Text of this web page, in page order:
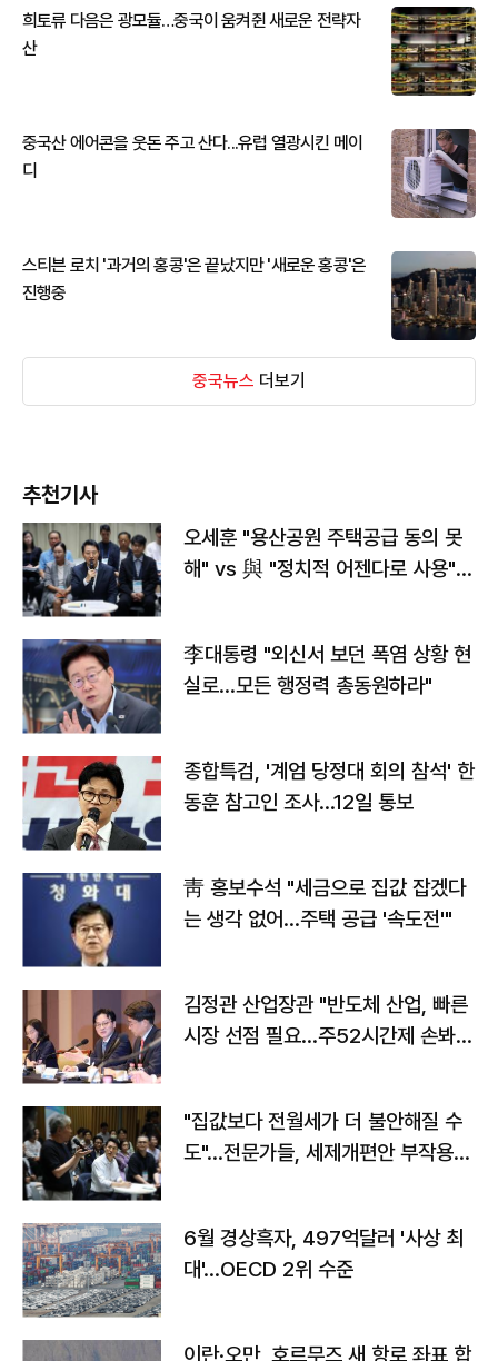
희토류 다음은 광모듈…중국이 움켜쥔 새로운 전략자
산
중국산 에어콘을 웃돈 주고 산다...유럽 열광시킨 메이
디
스티븐 로치 '과거의 홍콩'은 끝났지만 '새로운 홍콩'은
진행중
중국뉴스 더보기
추천기사
오세훈 "용산공원 주택공급 동의 못
해" vs 與 "정치적 어젠다로 사용"
李대통령 "외신서 보던 폭염 상황 현
실로…모든 행정력 총동원하라"
종합특검, '계엄 당정대 회의 참석' 한
동훈 참고인 조사...12일 통보
靑 홍보수석 "세금으로 집값 잡겠다
는 생각 없어…주택 공급 '속도전'"
김정관 산업장관 "반도체 산업, 빠른
시장 선점 필요…주52시간제 손봐
"집값보다 전월세가 더 불안해질 수
도"…전문가들, 세제개편안 부작용
6월 경상흑자, 497억달러 '사상 최
대'…OECD 2위 수준
이란·오만, 호르무즈 새 항로 좌표 합